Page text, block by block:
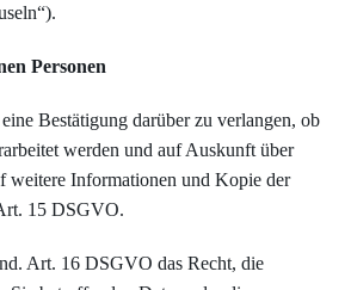
Personen
Bestätigung darüber zu verlangen, ob
werden und auf Auskunft über
weitere Informationen und Kopie der
15 DSGVO.
Art. 16 DSGVO das Recht, die